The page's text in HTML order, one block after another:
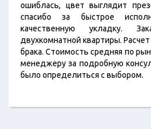
ошиблась, цвет выглядит
спасибо за быстрое
качественную укладку.
двухкомнатной квартиры.
брака. Стоимость средняя по
менеджеру за подробную
было определиться с выбором.